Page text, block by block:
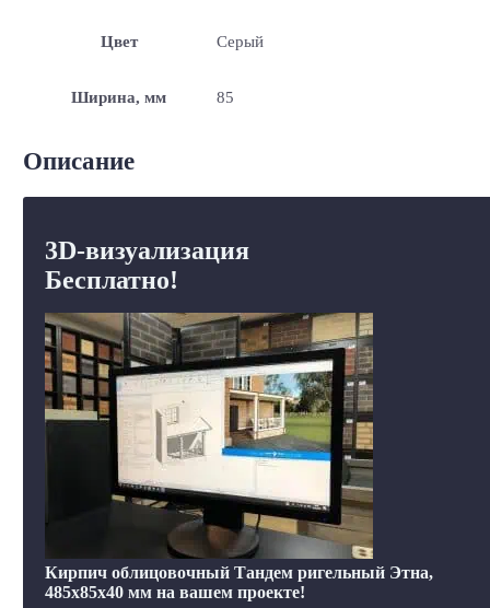
Цвет Серый
Ширина, мм 85
Описание
3D-визуализация
Бесплатно!
Кирпич облицовочный Тандем ригельный Этна,
485x85x40 мм на вашем проекте!